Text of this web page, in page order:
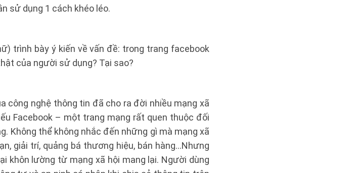
sử dụng 1 cách khéo léo.
trình bày ý kiến về vấn đề: trong trang facebook
của người sử dụng? Tại sao?
công nghệ thông tin đã cho ra đời nhiều mạng xã
Facebook – một trang mạng rất quen thuộc đối
Không thể không nhắc đến những gì mà mạng xã
giải trí, quảng bá thương hiệu, bán hàng…Nhưng
khôn lường từ mạng xã hội mang lại. Người dùng